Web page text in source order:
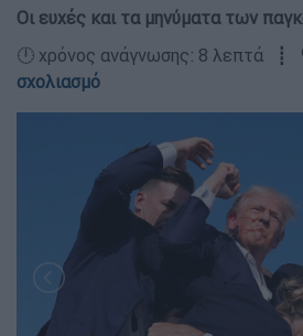
Οι ευχές και τα μηνύματα των
🕛 χρόνος ανάγνωσης: 8 λεπτά
σχολιασμό